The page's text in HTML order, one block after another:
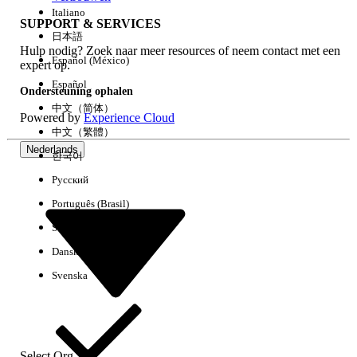
Alles wissen Gereed
Geen resultaten
Hier zijn enkele zoektips
Controleer de spelling van uw trefwoorden.
SUPPORT & SERVICES
Hulp nodig? Zoek naar meer resources of neem contact met een
expert op.
Ondersteuning ophalen
Powered byExperience Cloud
Nederlands
Italiano
日本語
Español (México)
Español
中文（简体）
中文（繁體）
한국어
Русский
Português (Brasil)
Suomi
Dansk
Svenska